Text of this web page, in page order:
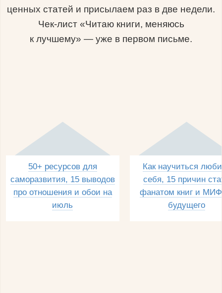
ценных статей и присылаем раз в две недели.
Чек-лист «Читаю книги, меняюсь
к лучшему» — уже в первом письме.
50+ ресурсов для
саморазвития, 15 выводов
про отношения и обои на
июль
Как научиться
себя, 15 причин
фанатом книг и
будущего